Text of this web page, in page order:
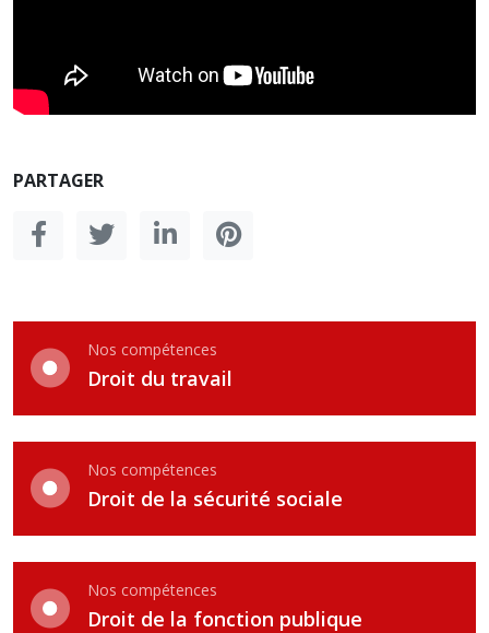
PARTAGER
Nos compétences
Droit du travail
Nos compétences
Droit de la sécurité sociale
Nos compétences
Droit de la fonction publique